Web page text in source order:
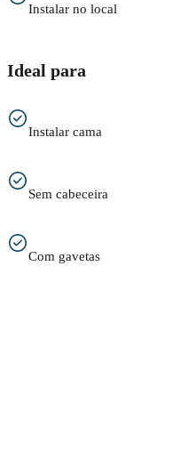
Instalar no local
Ideal para
Instalar cama
Sem cabeceira
Com gavetas